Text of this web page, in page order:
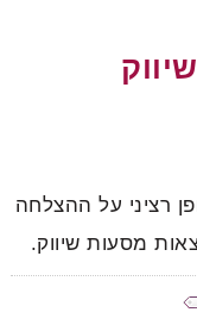
רציני על ההצלחה
מסעות שיווק.